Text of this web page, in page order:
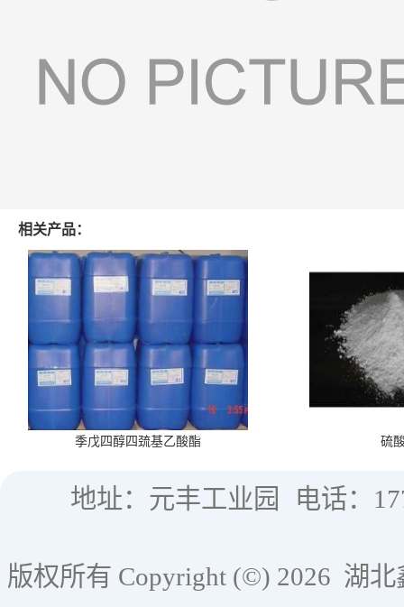
相关产品：
季戊四醇四巯基乙酸酯 硫
地址：元丰工业园 电话：
版权所有 Copyright (©) 2026 湖北